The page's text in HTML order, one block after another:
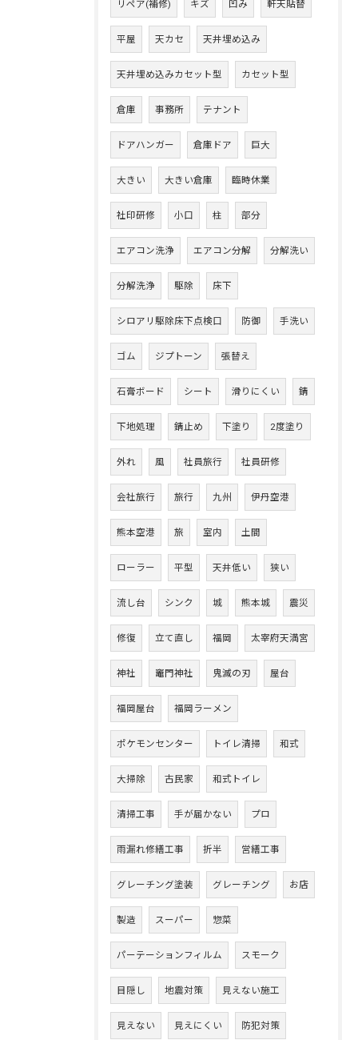
リペア(補修) キズ 凹み 軒天貼替
平屋 天カセ 天井埋め込み
天井埋め込みカセット型 カセット型
倉庫 事務所 テナント
ドアハンガー 倉庫ドア 巨大
大きい 大きい倉庫 臨時休業
社印研修 小口 柱 部分
エアコン洗浄 エアコン分解 分解洗い
分解洗浄 駆除 床下
シロアリ駆除床下点検口 防御 手洗い
ゴム ジプトーン 張替え
石膏ボード シート 滑りにくい 錆
下地処理 錆止め 下塗り 2度塗り
外れ 風 社員旅行 社員研修
会社旅行 旅行 九州 伊丹空港
熊本空港 旅 室内 土間
ローラー 平型 天井低い 狭い
流し台 シンク 城 熊本城 震災
修復 立て直し 福岡 太宰府天満宮
神社 竈門神社 鬼滅の刃 屋台
福岡屋台 福岡ラーメン
ポケモンセンター トイレ清掃 和式
大掃除 古民家 和式トイレ
清掃工事 手が届かない プロ
雨漏れ修繕工事 折半 営繕工事
グレーチング塗装 グレーチング お店
製造 スーパー 惣菜
パーテーションフィルム スモーク
目隠し 地震対策 見えない施工
見えない 見えにくい 防犯対策